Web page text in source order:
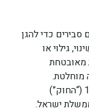
סבירים כדי להגן
גילוי או
מאובטחת
בהתאם לחוק הגנת הפרטיות, תשמ״א‑1981 (“החוק”)
ישראל.